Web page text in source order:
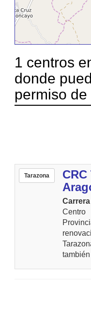
1 centros
donde
permiso
Tarazona